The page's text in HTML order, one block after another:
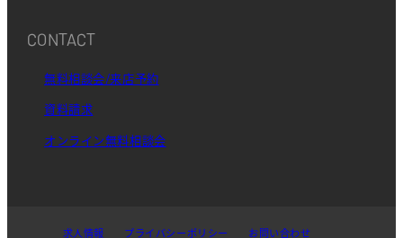
CONTACT
無料相談会/来店予約
資料請求
オンライン無料相談会
求人情報 プライバシーポリシー お問い合わせ